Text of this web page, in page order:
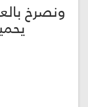
ونصرخ